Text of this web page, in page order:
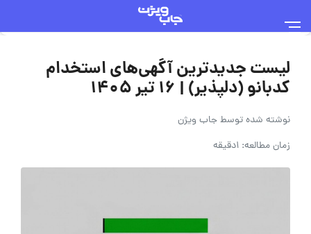
لیست جدیدترین آگهی‌های استخدام
کدبانو (دلپذیر) | ۱۶ تیر ۱۴۰۵
نوشته شده توسطجاب ویژن
زمان مطالعه: 1دقیقه